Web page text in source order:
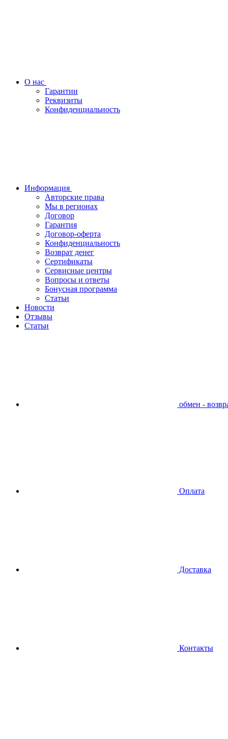
О нас
Гарантии
Реквизиты
Конфиденциальность
Информация
Авторские права
Мы в регионах
Договор
Гарантия
Договор-оферта
Конфиденциальность
Возврат денег
Сертификаты
Сервисные центры
Вопросы и ответы
Бонусная программа
Статьи
Новости
Отзывы
Статьи
обмен -
Оплата
Доставка
Контакты